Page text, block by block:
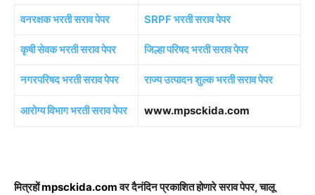
वनरक्षक भरती सराव पेपर SRPF भरती सराव पेपर
कृषी सेवक भरती सराव पेपर जिल्हा परिषद भरती सराव पेपर
नगरपरिषद भरती सराव पेपर राज्य उत्पादन शुल्क भरती सराव पेपर
आरोग्य विभाग भरती सराव पेपर www.mpsckida.com
मित्रहोंmpsckida.comवर दैनंदिन प्रकाशित होणारे सराव पेपर, चालू